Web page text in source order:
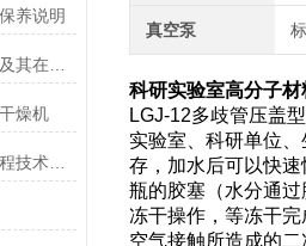
养说明
一平方冷冻干燥机的工作原理及其在材料科学中的重要性
燥机
小型真空冷冻干燥机的操作流程技术详解
真空泵
科研实验室高分子
LGJ-12多歧管压盖
实验室、科研单位
存，加水后可以快
瓶的胶塞（水分通
冻干操作，等冻干
空气接触所造成的